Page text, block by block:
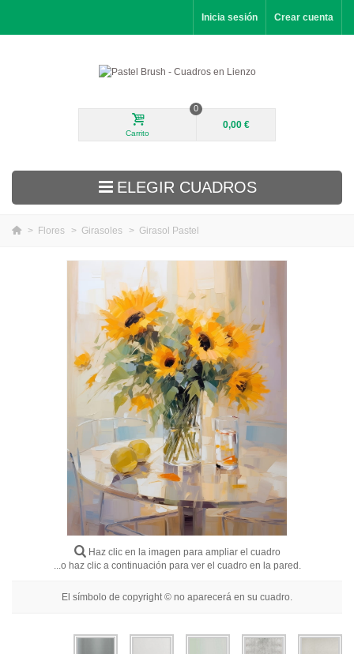
Inicia sesión Crear cuenta
Carrito
0
0,00 €
ELEGIR CUADROS
Por Habitación
> Flores > Girasoles > Girasol Pastel
Haz clic en la imagen para ampliar el cuadro
...o haz clic a continuación para ver el cuadro en la pared.
El símbolo de copyright © no aparecerá en su cuadro.